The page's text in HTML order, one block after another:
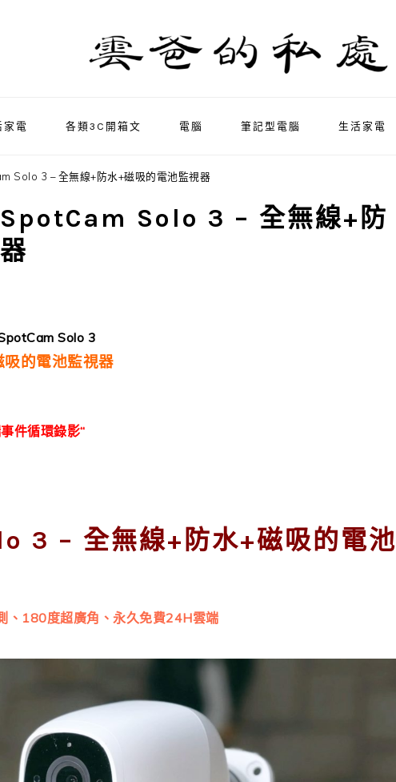
家電 各類3C開箱文 電腦 筆記型電腦 生活家電
Solo 3 – 全無線+防水+磁吸的電池監視器
Solo 3 – 全無線+防
Solo 3
的電池監視器
件循環錄影“
3 – 全無線+防水+磁吸的電池
、180度超廣角、永久免費24H雲端